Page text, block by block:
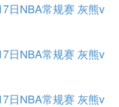
日NBA常规赛 灰熊v
日NBA常规赛 灰熊v
日NBA常规赛 灰熊v